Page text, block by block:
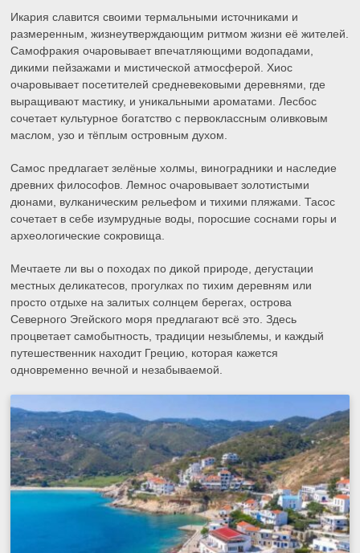
Икария славится своими термальными источниками и
размеренным, жизнеутверждающим ритмом жизни её жителей.
Самофракия очаровывает впечатляющими водопадами,
дикими пейзажами и мистической атмосферой. Хиос
очаровывает посетителей средневековыми деревнями, где
выращивают мастику, и уникальными ароматами. Лесбос
сочетает культурное богатство с первоклассным оливковым
маслом, узо и тёплым островным духом.
Самос предлагает зелёные холмы, виноградники и наследие
древних философов. Лемнос очаровывает золотистыми
дюнами, вулканическим рельефом и тихими пляжами. Тасос
сочетает в себе изумрудные воды, поросшие соснами горы и
археологические сокровища.
Мечтаете ли вы о походах по дикой природе, дегустации
местных деликатесов, прогулках по тихим деревням или
просто отдыхе на залитых солнцем берегах, острова
Северного Эгейского моря предлагают всё это. Здесь
процветает самобытность, традиции незыблемы, и каждый
путешественник находит Грецию, которая кажется
одновременно вечной и незабываемой.